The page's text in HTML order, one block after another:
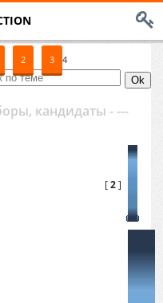
2 3 4
кандидаты - ---
[2]